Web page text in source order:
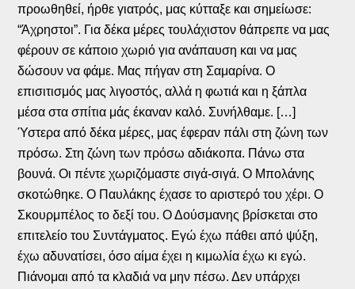
προωθηθεί, ήρθε γιατρός, μας κύτταξε και σημείωσε:
“Άχρηστοι”. Για δέκα μέρες τουλάχιστον θάπρεπε να μας
φέρουν σε κάποιο χωριό για ανάπαυση και να μας
δώσουν να φάμε. Μας πήγαν στη Σαμαρίνα. Ο
επισιτισμός μας λιγοστός, αλλά η φωτιά και η ξάπλα
μέσα στα σπίτια μάς έκαναν καλό. Συνήλθαμε. […]
Ύστερα από δέκα μέρες, μας έφεραν πάλι στη ζώνη των
πρόσω. Στη ζώνη των πρόσω αδιάκοπα. Πάνω στα
βουνά. Οι πέντε χωριζόμαστε σιγά-σιγά. Ο Μπολάνης
σκοτώθηκε. Ο Παυλάκης έχασε το αριστερό του χέρι. Ο
Σκουρμπέλος το δεξί του. Ο Δούσμανης βρίσκεται στο
επιτελείο του Συντάγματος. Εγώ έχω πάθει από ψύξη,
έχω αδυνατίσει, όσο αίμα έχει η κιμωλία έχω κι εγώ.
Πιάνομαι από τα κλαδιά να μην πέσω. Δεν υπάρχει